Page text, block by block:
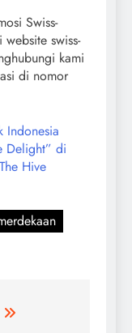
Swiss-
swiss-
kami
di nomor
Indonesia
Delight” di
Hive